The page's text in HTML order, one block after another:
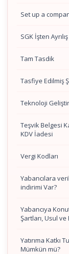
Set up a
SGK İşten
Tam Tasdik
Tasfiye Edilmiş
Teknoloji
Teşvik Belgesi
KDV İadesi
Vergi Kodları
Yabancılara
indirimi Var?
Yabancıya
Şartları, Usul
Yatırıma Katkı
Mümkün mü?